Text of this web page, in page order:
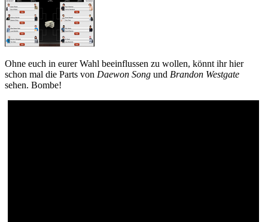
Ohne euch in eurer Wahl beeinflussen zu wollen, könnt ihr hier
schon mal die Parts von Daewon Song und Brandon Westgate
sehen. Bombe!